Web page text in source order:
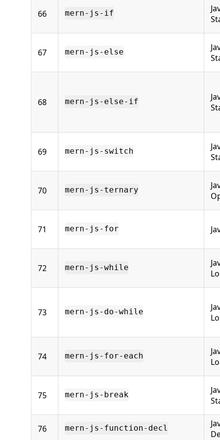
66 mern-js-if
67 mern-js-else
68 mern-js-else-if
69 mern-js-switch
70 mern-js-ternary
71 mern-js-for
72 mern-js-while
73 mern-js-do-while
74 mern-js-for-each
75 mern-js-break
76 mern-js-function-decl